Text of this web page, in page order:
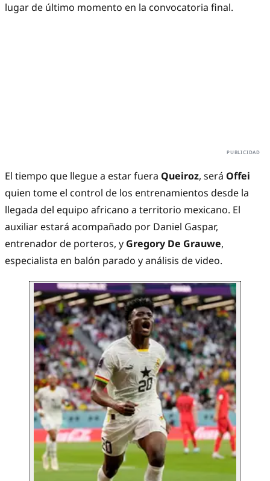
lugar de último momento en la convocatoria final.
El tiempo que llegue a estar fuera Queiroz, será Offei
quien tome el control de los entrenamientos desde la
llegada del equipo africano a territorio mexicano. El
auxiliar estará acompañado por Daniel Gaspar,
entrenador de porteros, y Gregory De Grauwe,
especialista en balón parado y análisis de video.